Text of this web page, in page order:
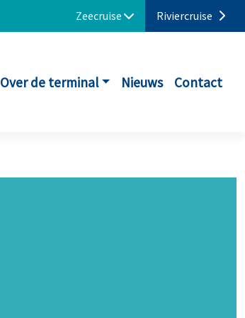
Zeecruise Riviercruise
Over de terminal Nieuws Contact